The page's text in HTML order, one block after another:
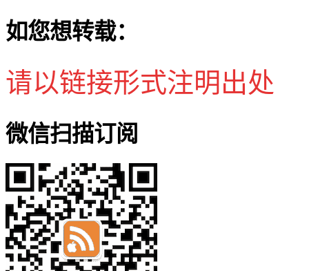
如您想转载：
请以链接形式注明出处
微信扫描订阅